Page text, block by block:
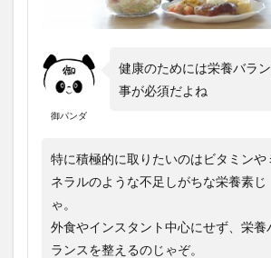
御パンダ
健康のためには栄養バラ
事が必須だよね
特に積極的に取りたいのはビタミンや
ネラルのような不足しがちな栄養素じ
ゃ。
外食やインスタント中心にせず、栄養
ランスを整えるのじゃぞ。